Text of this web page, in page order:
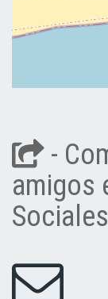
-
amigos
Sociales